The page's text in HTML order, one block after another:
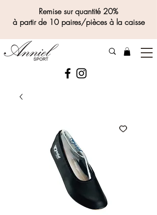
Remise sur quantité 20%
à partir de 10 paires/pièces à la caisse